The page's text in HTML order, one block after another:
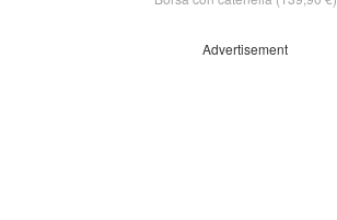
Advertisement